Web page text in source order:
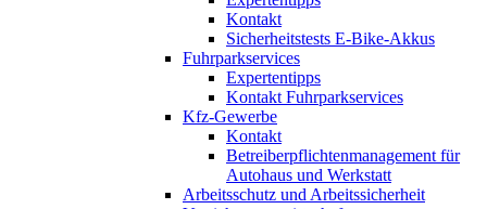
Kontakt
Sicherheitstests E-Bike-Akkus
Fuhrparkservices
Expertentipps
Kontakt Fuhrparkservices
Kfz-Gewerbe
Kontakt
Betreiberpflichtenmanagement für
Autohaus und Werkstatt
Arbeitsschutz und Arbeitssicherheit